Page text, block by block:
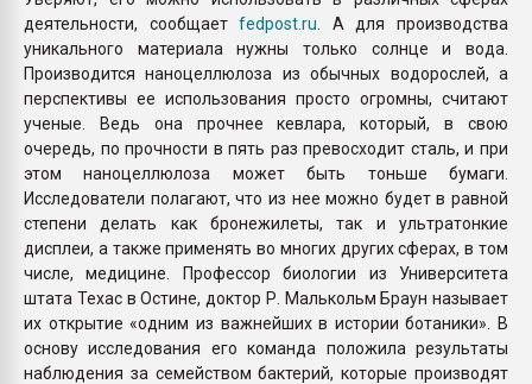
деятельности, сообщаетfedpost.ru . А для производства
уникального материала нужны только солнце и вода.
Производится наноцеллюлоза из обычных водорослей, а
перспективы ее использования просто огромны, считают
ученые. Ведь она прочнее кевлара, который, в свою
очередь, по прочности в пять раз превосходит сталь, и при
этом наноцеллюлоза может быть тоньше бумаги.
Исследователи полагают, что из нее можно будет в равной
степени делать как бронежилеты, так и ультратонкие
дисплеи, а также применять во многих других сферах, в том
числе, медицине. Профессор биологии из Университета
штата Техас в Остине, доктор Р. Малькольм Браун называет
их открытие «одним из важнейших в истории ботаники». В
основу исследования его команда положила результаты
наблюдения за семейством бактерий, которые производят